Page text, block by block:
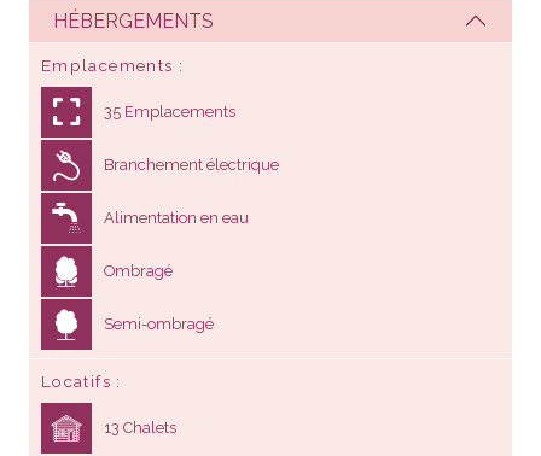
Emplacements
35 Emplacements
Branchement électrique
Alimentation en eau
Ombragé
Semi-ombragé
Locatifs
13 Chalets
2 Lodges & Ecolodges